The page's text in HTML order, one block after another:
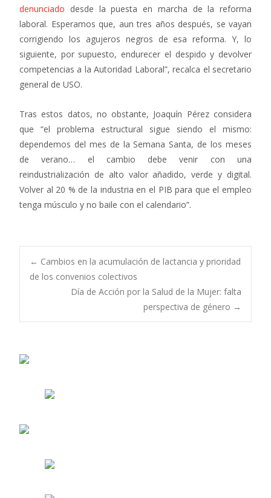
denunciado desde la puesta en marcha de la reforma
laboral. Esperamos que, aun tres años después, se vayan
corrigiendo los agujeros negros de esa reforma. Y, lo
siguiente, por supuesto, endurecer el despido y devolver
competencias a la Autoridad Laboral”, recalca el secretario
general de USO.
Tras estos datos, no obstante, Joaquín Pérez considera
que “el problema estructural sigue siendo el mismo:
dependemos del mes de la Semana Santa, de los meses
de verano… el cambio debe venir con una
reindustrialización de alto valor añadido, verde y digital.
Volver al 20 % de la industria en el PIB para que el empleo
tenga músculo y no baile con el calendario”.
Navegación
← Cambios en la acumulación de lactancia y prioridad
de los convenios colectivos
Día de Acción por la Salud de la Mujer: falta
perspectiva de género →